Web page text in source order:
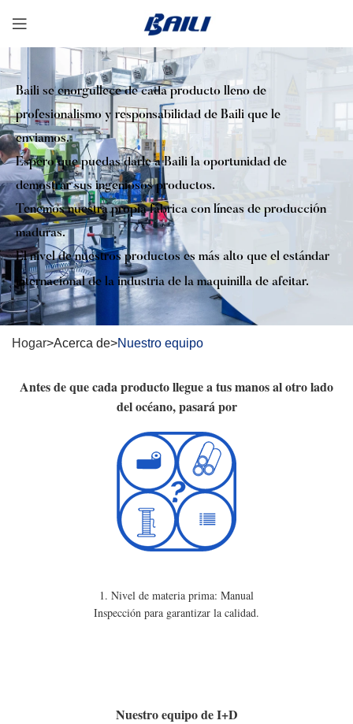
Baili se enorgullece de cada producto lleno de
profesionalismo y responsabilidad de Baili que le
enviamos.
Espero que puedas darle a Baili la oportunidad de
demostrar sus ingeniosos productos.
Tenemos nuestra propia fábrica con líneas de producción
maduras.
El nivel de nuestros productos es más alto que el estándar
internacional de la industria de la maquinilla de afeitar.
Hogar>Acerca de>Nuestro equipo
Antes de que cada producto llegue a tus manos al otro lado
del océano, pasará por
1. Nivel de materia prima: Manual
Inspección para garantizar la calidad.
Nuestro equipo de I+D